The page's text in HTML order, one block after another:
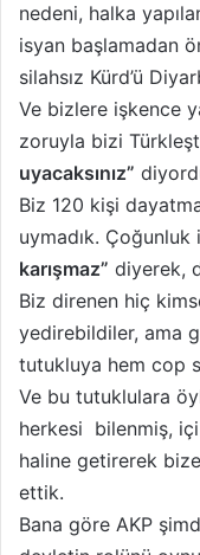
nedeni, halka
isyan başlamadan
silahsız Kürd’ü
Ve bizlere işkence
zoruyla bizi
uyacaksınız”
Biz 120 kişi
uymadık. Çoğunluk
karışmaz” diyerek,
Biz direnen hiç
yedirebildiler, ama
tutukluya hem cop
Ve bu tutuklulara
herkesi bilenmiş,
haline getirerek
ettik.
Bana göre AKP